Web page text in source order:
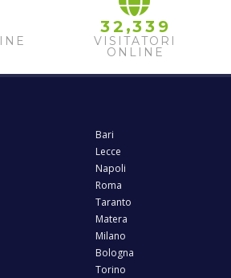
32 ,33 9
VISITATORI
ONLINE
Bari
Lecce
Napoli
Roma
Taranto
Matera
Milano
Bologna
Torino